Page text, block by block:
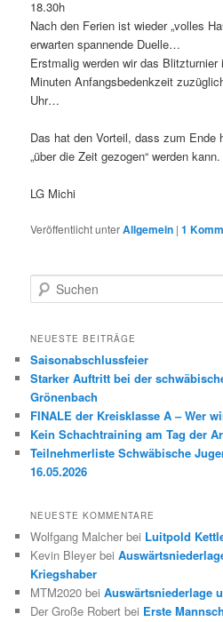
18.30h
Nach den Ferien ist wieder „volles
erwarten spannende Duelle…
Erstmalig werden wir das
Minuten Anfangsbedenkzeit
Uhr…
Das hat den Vorteil, dass zum Ende
„über die Zeit gezogen“ werden kann.
LG Michi
Veröffentlicht unterAllgemein |1
u
h
n
NEUESTE BEITRÄGE
Saisonabschlussfeier
Starker Auftritt bei der
Grönenbach
FINALE der Kreisklasse A – Wer
Kein Schachtraining am Tag der
Teilnehmerliste Schwäbische
16.05.2026
NEUESTE KOMMENTARE
Wolfgang Malcher bei Luitpold
Kevin Bleyer bei
Kriegshaber
MTM2020 beiAuswärtsniederlage
Der Große Robert bei Erste